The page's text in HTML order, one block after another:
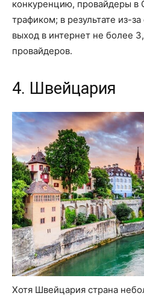
конкуренцию, провайдеры в
трафиком; в результате из-
выход в интернет не более
провайдеров.
4. Швейцария
Хотя Швейцария страна